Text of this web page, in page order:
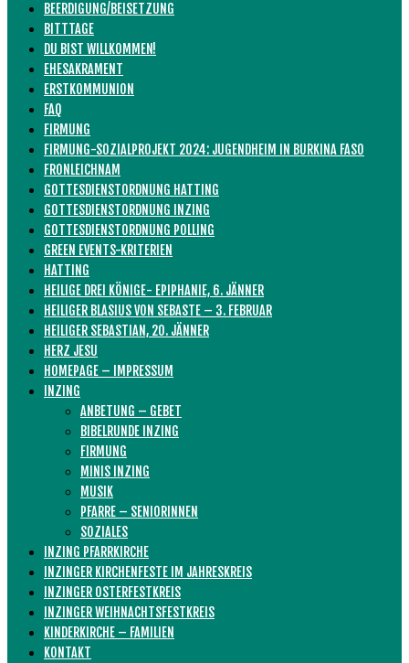
BEERDIGUNG/BEISETZUNG
BITTTAGE
DU BIST WILLKOMMEN!
EHESAKRAMENT
ERSTKOMMUNION
FAQ
FIRMUNG
FIRMUNG-SOZIALPROJEKT 2024: JUGENDHEIM IN BURKINA FASO
FRONLEICHNAM
GOTTESDIENSTORDNUNG HATTING
GOTTESDIENSTORDNUNG INZING
GOTTESDIENSTORDNUNG POLLING
GREEN EVENTS-KRITERIEN
HATTING
HEILIGE DREI KÖNIGE- EPIPHANIE, 6. JÄNNER
HEILIGER BLASIUS VON SEBASTE – 3. FEBRUAR
HEILIGER SEBASTIAN, 20. JÄNNER
HERZ JESU
HOMEPAGE – IMPRESSUM
INZING
ANBETUNG – GEBET
BIBELRUNDE INZING
FIRMUNG
MINIS INZING
MUSIK
PFARRE – SENIORINNEN
SOZIALES
INZING PFARRKIRCHE
INZINGER KIRCHENFESTE IM JAHRESKREIS
INZINGER OSTERFESTKREIS
INZINGER WEIHNACHTSFESTKREIS
KINDERKIRCHE – FAMILIEN
KONTAKT